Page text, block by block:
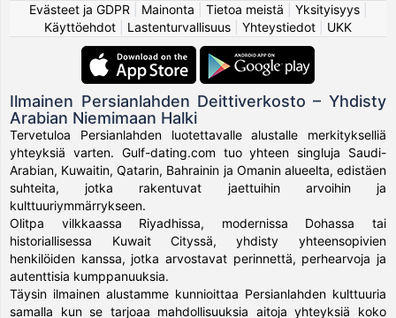
Evästeet ja GDPR
Mainonta Tietoa meistä Yksityisyys|
Käyttöehdot
Lastenturvallisuus Yhteystiedot UKK
Ilmainen Persianlahden Deittiverkosto – Yhdisty
Arabian Niemimaan Halki
Tervetuloa Persianlahden luotettavalle alustalle merkitykselliä
yhteyksiä varten. Gulf-dating.com tuo yhteen singluja Saudi-
Arabian, Kuwaitin, Qatarin, Bahrainin ja Omanin alueelta, edistäen
suhteita, jotka rakentuvat jaettuihin arvoihin ja
kulttuuriymmärrykseen.
Olitpa vilkkaassa Riyadhissa, modernissa Dohassa tai
historiallisessa Kuwait Cityssä, yhdisty yhteensopivien
henkilöiden kanssa, jotka arvostavat perinnettä, perhearvoja ja
autenttisia kumppanuuksia.
Täysin ilmainen alustamme kunnioittaa Persianlahden kulttuuria
samalla kun se tarjoaa mahdollisuuksia aitoja yhteyksiä koko